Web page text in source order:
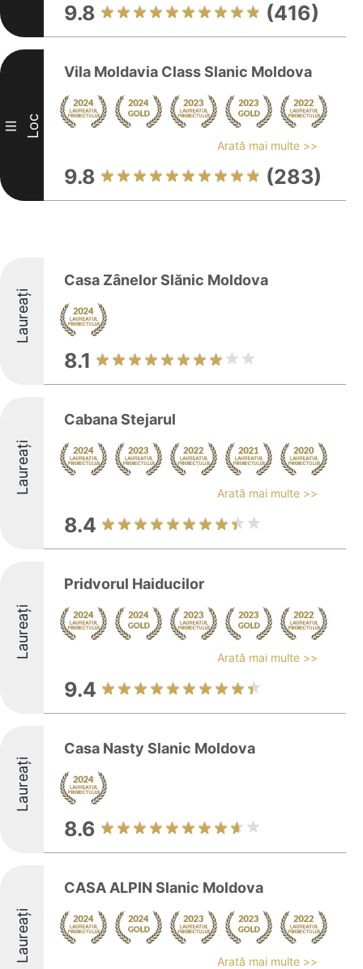
9.8 (416)
III Loc
Vila Moldavia Class Slanic Moldova
Arată mai multe >>
9.8 (283)
Laureați
Casa Zânelor Slănic Moldova
8.1
Laureați
Cabana Stejarul
Arată mai multe >>
8.4
Laureați
Pridvorul Haiducilor
Arată mai multe >>
9.4
Laureați
Casa Nasty Slanic Moldova
8.6
Laureați
CASA ALPIN Slanic Moldova
Arată mai multe >>